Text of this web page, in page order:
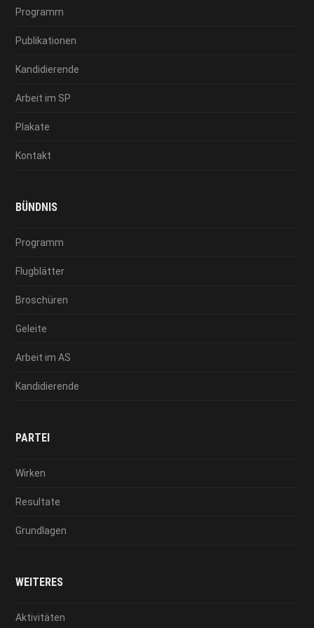
Programm
Publikationen
Kandidierende
Arbeit im SP
Plakate
Kontakt
BÜNDNIS
Programm
Flugblätter
Broschüren
Geleite
Arbeit im AS
Kandidierende
PARTEI
Wirken
Resultate
Grundlagen
WEITERES
Aktivitäten